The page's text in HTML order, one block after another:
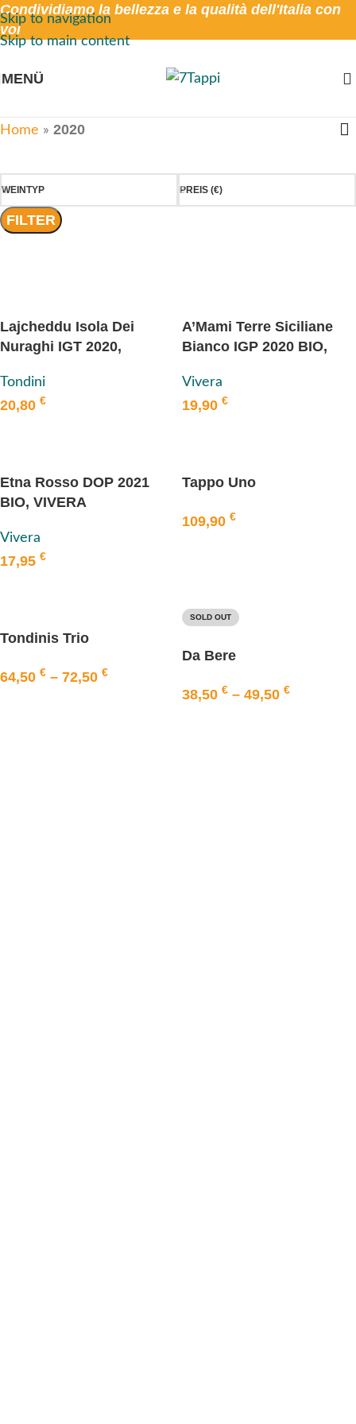
Skip to navigation
Skip to main content
Condividiamo la bellezza e la qualità dell'Italia con
voi
MENÜ
Home » 2020
WEINTYP PREIS (€)
FILTER
Lajcheddu Isola Dei
Nuraghi IGT 2020,
Tondini
20,80 €
A’Mami Terre Siciliane
Bianco IGP 2020 BIO,
Vivera
19,90 €
Etna Rosso DOP 2021
BIO, VIVERA
Vivera
17,95 €
Tappo Uno
109,90 €
Tondinis Trio
64,50 € – 72,50 €
SOLD OUT
Da Bere
38,50 € – 49,50 €